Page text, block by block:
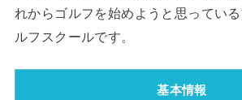
れからゴルフを始めようと思ってい
ルフスクールです。
基本情報